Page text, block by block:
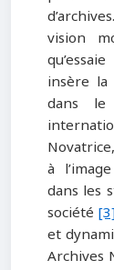
vision
insère
dans
à
dans les
société
et
Archives